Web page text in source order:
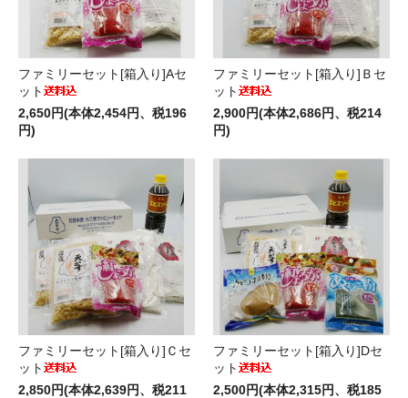
ファミリーセット[箱入り]Aセ
ット
2,650円(本体2,454円、税196
円)
ファミリーセット[箱入り]Ｂセ
ット
2,900円(本体2,686円、税214
円)
ファミリーセット[箱入り]Ｃセ
ット
2,850円(本体2,639円、税211
ファミリーセット[箱入り]Dセ
ット
2,500円(本体2,315円、税185